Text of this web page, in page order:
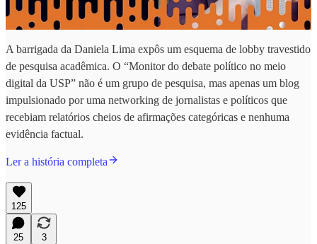
A barrigada da Daniela Lima expôs um esquema de lobby travestido
de pesquisa acadêmica. O “Monitor do debate político no meio
digital da USP” não é um grupo de pesquisa, mas apenas um blog
impulsionado por uma networking de jornalistas e políticos que
recebiam relatórios cheios de afirmações categóricas e nenhuma
evidência factual.
Ler a história completa
125
25
3